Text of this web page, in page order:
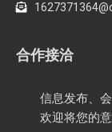
合作接洽
信息发布、会
欢迎将您的意